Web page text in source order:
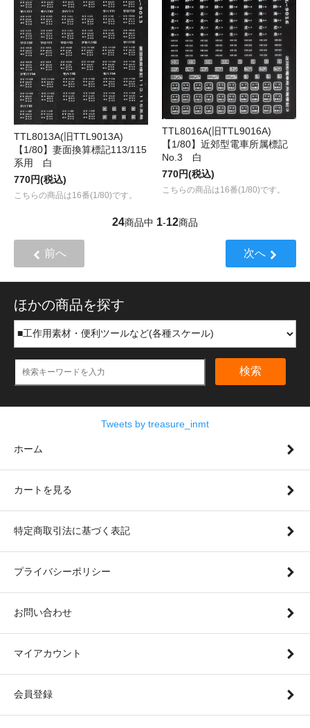
TTL8013A(旧TTL9013A)
【1/80】妻面換算標記113/115
系用 白
770円(税込)
こちらの商品は16番(1/80)です。
TTL8016A(旧TTL9016A)
【1/80】近郊型電車所属標記
No.3 白
770円(税込)
こちらの商品は16番(1/80)です。
24商品中 1-12商品
前へ 次へ
ほかの商品を探す
検索
Tweets by treasure_inmt
ホーム
カートを見る
特定商取引法に基づく表記
プライバシーポリシー
お問い合わせ
マイアカウント
会員登録